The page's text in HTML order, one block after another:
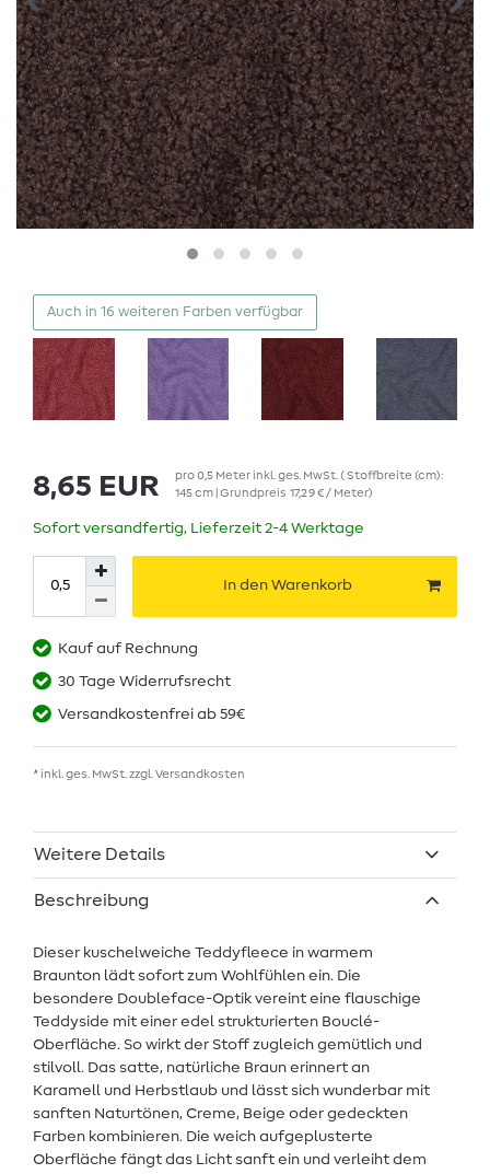
Auch in 16 weiteren Farben verfügbar
8,65 EUR pro0,5 Meterinkl. ges. MwSt. ( Stoffbreite (cm):
145 cm | Grundpreis 17,29 € / Meter)
Sofort versandfertig, Lieferzeit 2-4 Werktage
In den Warenkorb
Kauf auf Rechnung
30 Tage Widerrufsrecht
Versandkostenfrei ab 59€
* inkl. ges. MwSt. zzgl. Versandkosten
Weitere Details
Beschreibung
Dieser kuschelweiche Teddyfleece in warmem
Braunton lädt sofort zum Wohlfühlen ein. Die
besondere Doubleface-Optik vereint eine flauschige
Teddyside mit einer edel strukturierten Bouclé-
Oberfläche. So wirkt der Stoff zugleich gemütlich und
stilvoll. Das satte, natürliche Braun erinnert an
Karamell und Herbstlaub und lässt sich wunderbar mit
sanften Naturtönen, Creme, Beige oder gedeckten
Farben kombinieren. Die weich aufgeplusterte
Oberfläche fängt das Licht sanft ein und verleiht dem